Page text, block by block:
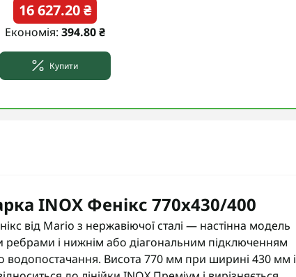
16 627.20 ₴
Економія: 394.80 ₴
Купити
INOX Фенікс 770х430/400
від Mario з нержавіючої сталі — настінна модель
ребрами і нижнім або діагональним підключенням
водопостачання. Висота 770 мм при ширині 430 мм і